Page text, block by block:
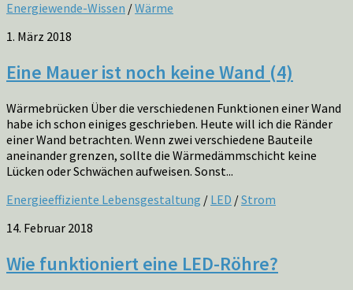
Energiewende-Wissen /Wärme
1. März 2018
Eine Mauer ist noch keine Wand (4)
Wärmebrücken Über die verschiedenen Funktionen einer Wand
habe ich schon einiges geschrieben. Heute will ich die Ränder
einer Wand betrachten. Wenn zwei verschiedene Bauteile
aneinander grenzen, sollte die Wärmedämmschicht keine
Lücken oder Schwächen aufweisen. Sonst...
Energieeffiziente Lebensgestaltung / LED /Strom
14. Februar 2018
Wie funktioniert eine LED-Röhre?